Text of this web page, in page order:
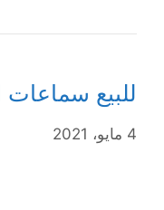
للبيع سماعات
4 مايو، 2021